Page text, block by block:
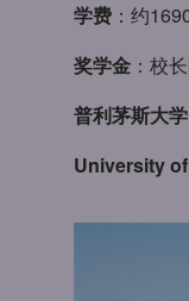
学费 ：约
奖学金 ：校
普利茅斯大学
University